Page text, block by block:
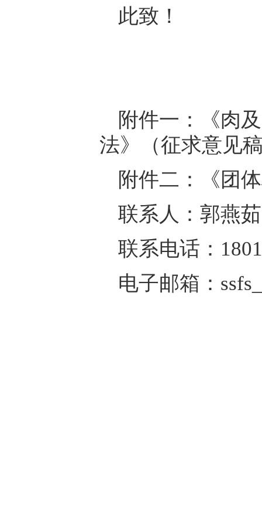
此致！
附件一：《肉
法》（征求意见
附件二：《团
联系人：郭燕茹
联系电话：
电子邮箱：